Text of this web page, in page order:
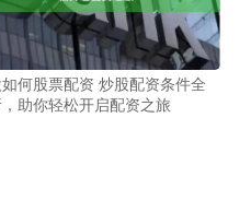
何股票配资 炒股配资条件全
助你轻松开启配资之旅